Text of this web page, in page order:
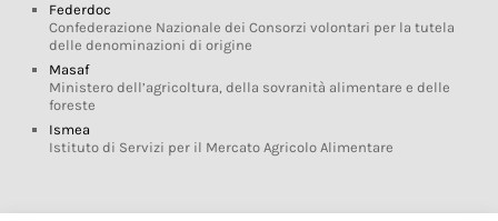
Federdoc
Confederazione Nazionale dei Consorzi volontari per la tutela
delle denominazioni di origine
Masaf
Ministero dell’agricoltura, della sovranità alimentare e delle
foreste
Ismea
Istituto di Servizi per il Mercato Agricolo Alimentare